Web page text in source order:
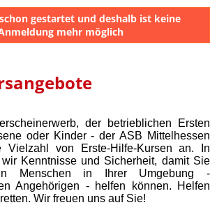
gestartet und deshalb ist keine
mehr möglich
der betrieblichen Ersten
oder Kinder - der ASB Mittelhessen
Vielzahl von Erste-Hilfe-Kursen an. In
Kenntnisse und Sicherheit, damit Sie
Menschen in Ihrer Umgebung -
Angehörigen - helfen können. Helfen
Wir freuen uns auf Sie!